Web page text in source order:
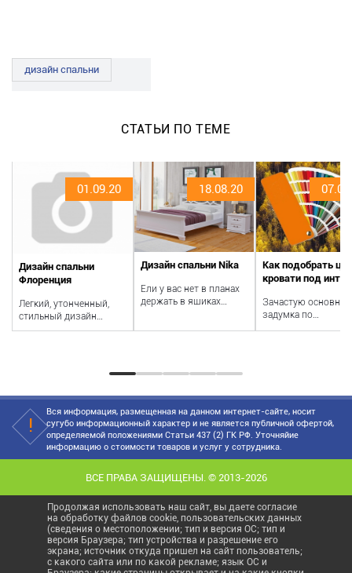
дизайн спальни
СТАТЬИ ПО ТЕМЕ
01.09.20
Дизайн спальни
Флоренция
Легкий, утонченный,
стильный дизайн
спальни с мебелью из
18.08.20
Дизайн спальни Nika
Ели у вас нет в планах
держать в ящиках
Как подобрать
кровати под
Зачастую основная
задумка по
Вся информация, размещенная на данном интернет-сайте, носит
сугубо информационный характер и не является публичной офертой,
определяемой положениями Статьи 437 (2) ГК РФ. Уточняйие
информацию о стоимости товаров и услуг у сотрудника.
ВСЕ ПРАВА ЗАЩИЩЕНЫ. © 2013-2026
Продолжая использовать наш сайт, вы даете согласие
на обработку файлов cookie, пользовательских данных
(сведения о местоположении; тип и версия ОС; тип и
версия Браузера; тип устройства и разрешение его
экрана; источник откуда пришел на сайт пользователь;
с какого сайта или по какой рекламе; язык ОС и